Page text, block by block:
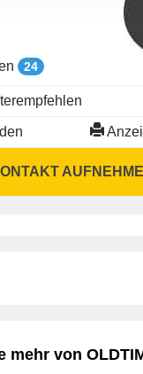
24
mehr von